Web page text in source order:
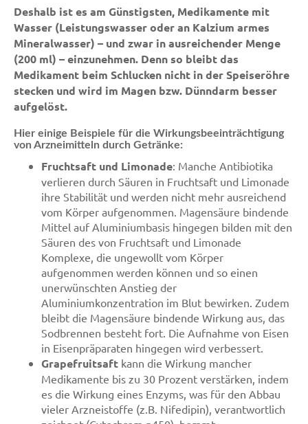
Deshalb ist es am Günstigsten, Medikamente mit
Wasser (Leistungswasser oder an Kalzium armes
Mineralwasser) – und zwar in ausreichender Menge
(200 ml) – einzunehmen. Denn so bleibt das
Medikament beim Schlucken nicht in der Speiseröhre
stecken und wird im Magen bzw. Dünndarm besser
aufgelöst.
Hier einige Beispiele für die Wirkungsbeeinträchtigung
von Arzneimitteln durch Getränke:
Fruchtsaft und Limonade: Manche Antibiotika
verlieren durch Säuren in Fruchtsaft und Limonade
ihre Stabilität und werden nicht mehr ausreichend
vom Körper aufgenommen. Magensäure bindende
Mittel auf Aluminiumbasis hingegen bilden mit den
Säuren des von Fruchtsaft und Limonade
Komplexe, die ungewollt vom Körper
aufgenommen werden können und so einen
unerwünschten Anstieg der
Aluminiumkonzentration im Blut bewirken. Zudem
bleibt die Magensäure bindende Wirkung aus, das
Sodbrennen besteht fort. Die Aufnahme von Eisen
in Eisenpräparaten hingegen wird verbessert.
Grapefruitsaft kann die Wirkung mancher
Medikamente bis zu 30 Prozent verstärken, indem
es die Wirkung eines Enzyms, was für den Abbau
vieler Arzneistoffe (z.B. Nifedipin), verantwortlich